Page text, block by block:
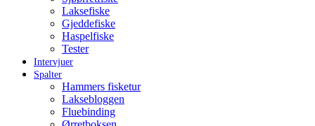
Laksefiske
Gjeddefiske
Haspelfiske
Tester
Intervjuer
Spalter
Hammers fisketur
Laksebloggen
Fluebinding